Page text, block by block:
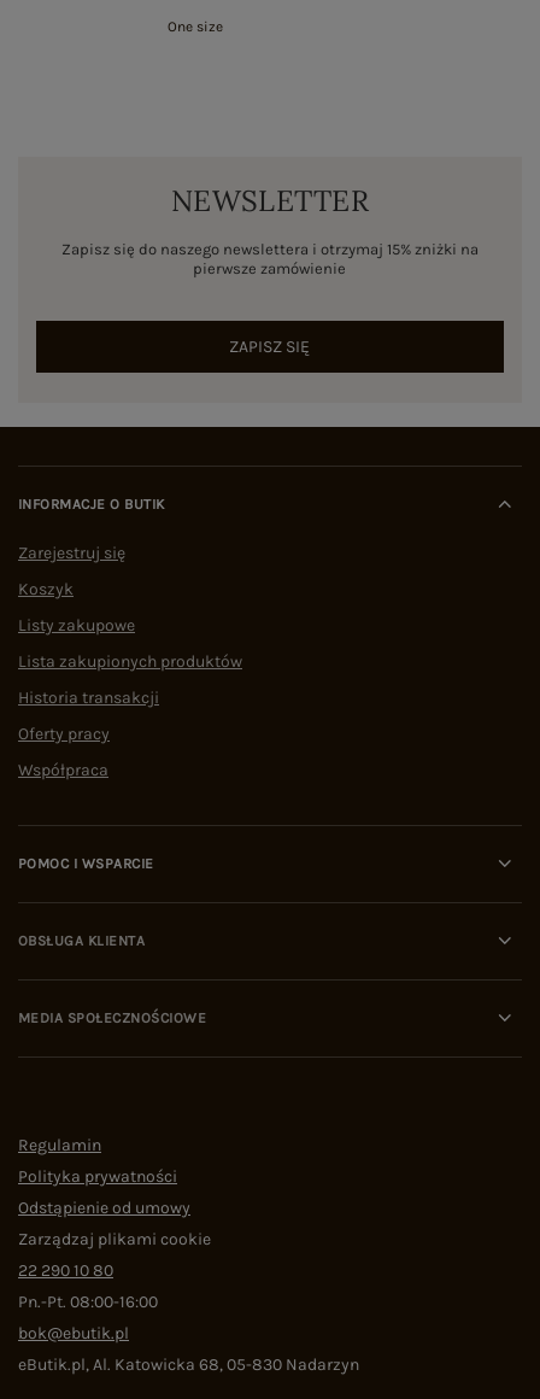
One size
NEWSLETTER
Zapisz się do naszego newslettera i otrzymaj 15% zniżki na
pierwsze zamówienie
ZAPISZ SIĘ
INFORMACJE O BUTIK
Zarejestruj się
Koszyk
Listy zakupowe
Lista zakupionych produktów
Historia transakcji
Oferty pracy
Współpraca
POMOC I WSPARCIE
OBSŁUGA KLIENTA
MEDIA SPOŁECZNOŚCIOWE
Regulamin
Polityka prywatności
Odstąpienie od umowy
Zarządzaj plikami cookie
22 290 10 80
Pn.-Pt. 08:00-16:00
bok@ebutik.pl
eButik.pl,Al. Katowicka 68,05-830 Nadarzyn